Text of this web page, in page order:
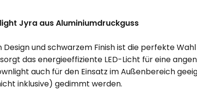
Jyra aus Aluminiumdruckguss
und schwarzem Finish ist die perfekte
das energieeffiziente LED-Licht für eine
auch für den Einsatz im Außenbereich
inklusive) gedimmt werden.